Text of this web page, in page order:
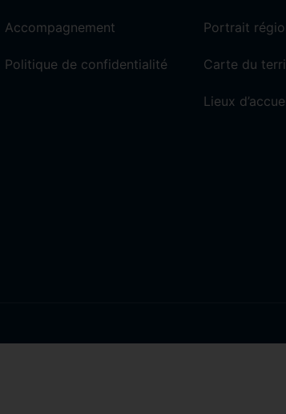
Accompagnement
Politique de confidentialité
Portrait
Carte du
Lieux